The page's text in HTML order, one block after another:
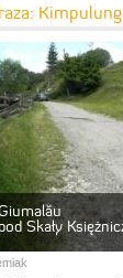
Skały